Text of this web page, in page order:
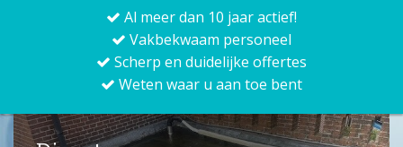
Al meer dan 10 jaar actief!
Vakbekwaam personeel
Scherp en duidelijke offertes
Weten waar u aan toe bent